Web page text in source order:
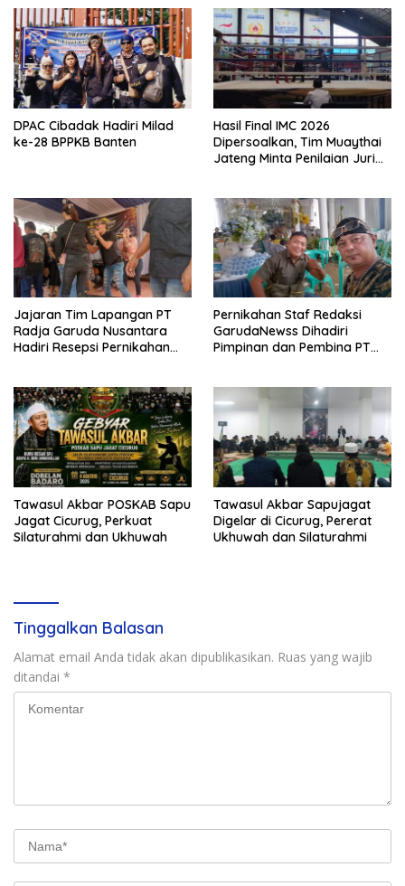
DPAC Cibadak Hadiri Milad
ke-28 BPPKB Banten
Hasil Final IMC 2026
Dipersoalkan, Tim Muaythai
Jateng Minta Penilaian Juri
Jajaran Tim Lapangan PT
Radja Garuda Nusantara
Hadiri Resepsi Pernikahan
Pernikahan Staf Redaksi
GarudaNewss Dihadiri
Pimpinan dan Pembina PT
Tawasul Akbar POSKAB Sapu
Jagat Cicurug, Perkuat
Silaturahmi dan Ukhuwah
Tawasul Akbar Sapujagat
Digelar di Cicurug, Pererat
Ukhuwah dan Silaturahmi
Tinggalkan Balasan
Alamat email Anda tidak akan dipublikasikan. Ruas yang wajib
ditandai *